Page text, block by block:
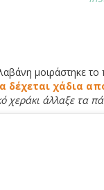
μοιράστηκε
δέχεται χάδια
χεράκι άλλαξε τα